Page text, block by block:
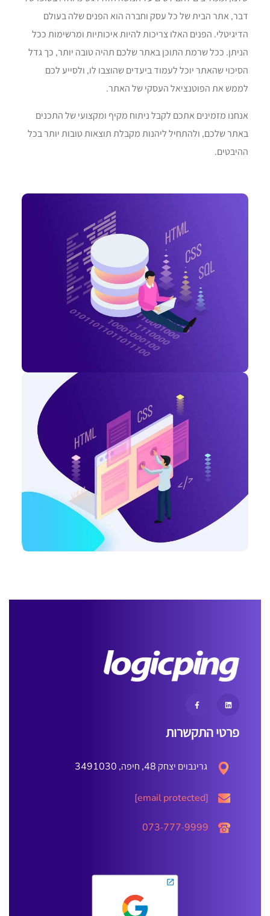
דבר, אתר הבית של כל עסק וחברה הוא הפנים שלה בעולם
הדיגיטלי. הפנים האלו צריכות להיות איכותיות ומרשימות ככל
הניתן. ככל שרמת התוכן באתר שלכם תהיה טובה יותר, כך גדל
הסיכוי שהאתר יוכל לעמוד ביעדים שהוצבו לו, ולסייע לכם
לממש את הפוטנציאל העסקי של האתר.
אנחנו מזמינים אתכם לקבל ניתוח מקיף ומקצועי של התכנים
באתר שלכם, ולהתחיל ליהנות מקבלת תוצאות טובות יותר בכל
ההיבטים.
פרטי התקשרות
גרינבוים יצחק 48, חיפה, 3491030
[email protected]
073-777-9999